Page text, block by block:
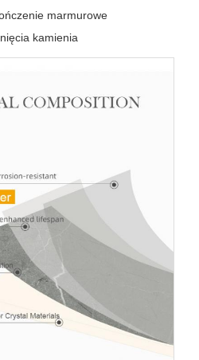
marmurowe
kamienia